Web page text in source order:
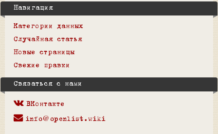
Навигация
Категории данных
Случайная статья
Новые страницы
Свежие правки
Связаться с нами
ВКонтакте
info@openlist.wiki